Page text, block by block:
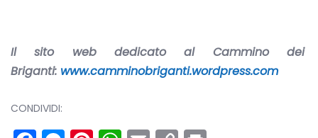
Il sito web dedicato al Cammino dei
Briganti: www.camminobriganti.wordpress.com
CONDIVIDI: